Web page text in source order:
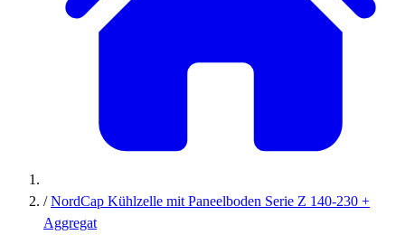
/ NordCap Kühlzelle mit Paneelboden Serie Z 140-230 +
Aggregat